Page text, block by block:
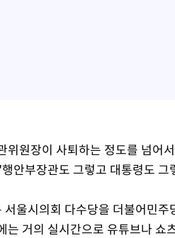
위원장이 사퇴하는 정도를 넘어
안부장관도 그렇고 대통령도
서울시의회 다수당을 더불어민
는 거의 실시간으로 유튜브나 쇼